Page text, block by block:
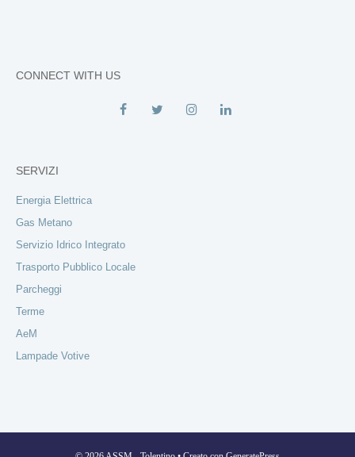
CONNECT WITH US
SERVIZI
Energia Elettrica
Gas Metano
Servizio Idrico Integrato
Trasporto Pubblico Locale
Parcheggi
Terme
AeM
Lampade Votive